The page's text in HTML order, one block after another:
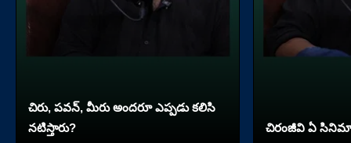
చిరు, పవన్, మీరు అందరూ ఎప్పడు కలిసి
నటిస్తారు?
చిరంజీవి ఏ సినిమా